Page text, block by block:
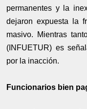
permanentes y la
dejaron expuesta la
masivo. Mientras
(INFUETUR) es
por la inacción.
Funcionarios bien